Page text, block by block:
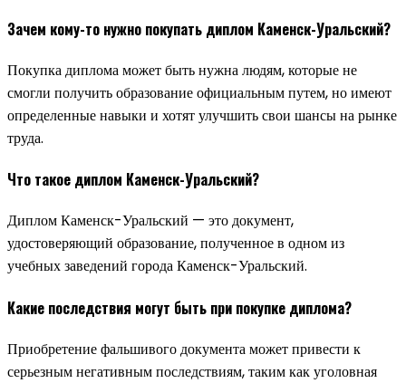
Зачем кому-то нужно покупать диплом Каменск-Уральский?
Покупка диплома может быть нужна людям, которые не
смогли получить образование официальным путем, но имеют
определенные навыки и хотят улучшить свои шансы на рынке
труда.
Что такое диплом Каменск-Уральский?
Диплом Каменск-Уральский — это документ,
удостоверяющий образование, полученное в одном из
учебных заведений города Каменск-Уральский.
Какие последствия могут быть при покупке диплома?
Приобретение фальшивого документа может привести к
серьезным негативным последствиям, таким как уголовная